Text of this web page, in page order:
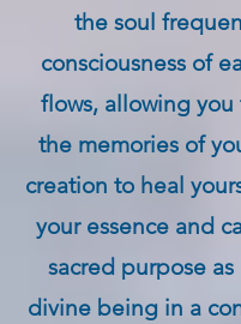
the soul
consciousness of
flows, allowing you
the memories of
creation to heal
your essence and
sacred purpose as
divine being in a